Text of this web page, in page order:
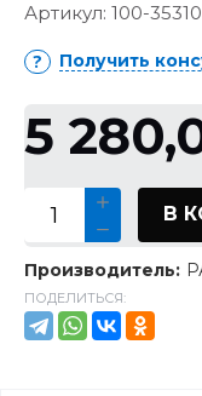
Артикул: 100-
Получить
5
В
Производитель:
ПОДЕЛИТЬСЯ: